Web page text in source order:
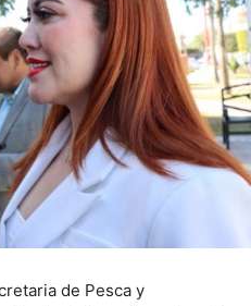
de Pesca y